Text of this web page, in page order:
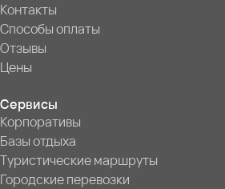
Контакты
Способы оплаты
Отзывы
Цены
Сервисы
Корпоративы
Базы отдыха
Туристические маршруты
Городские перевозки